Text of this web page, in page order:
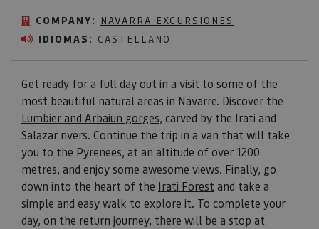
COMPANY: NAVARRA EXCURSIONES
IDIOMAS: CASTELLANO
Get ready for a full day out in a visit to some of the
most beautiful natural areas in Navarre. Discover the
Lumbier and Arbaiun gorges, carved by the Irati and
Salazar rivers. Continue the trip in a van that will take
you to the Pyrenees, at an altitude of over 1200
metres, and enjoy some awesome views. Finally, go
down into the heart of the Irati Forestand take a
simple and easy walk to explore it. To complete your
day, on the return journey, there will be a stop at